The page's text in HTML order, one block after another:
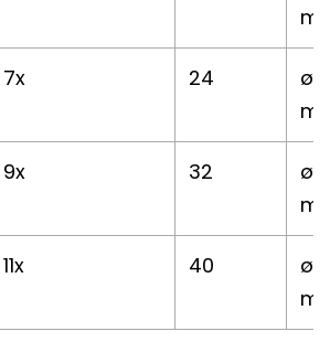
7x 24
ø
9x 32
ø
11x 40
ø